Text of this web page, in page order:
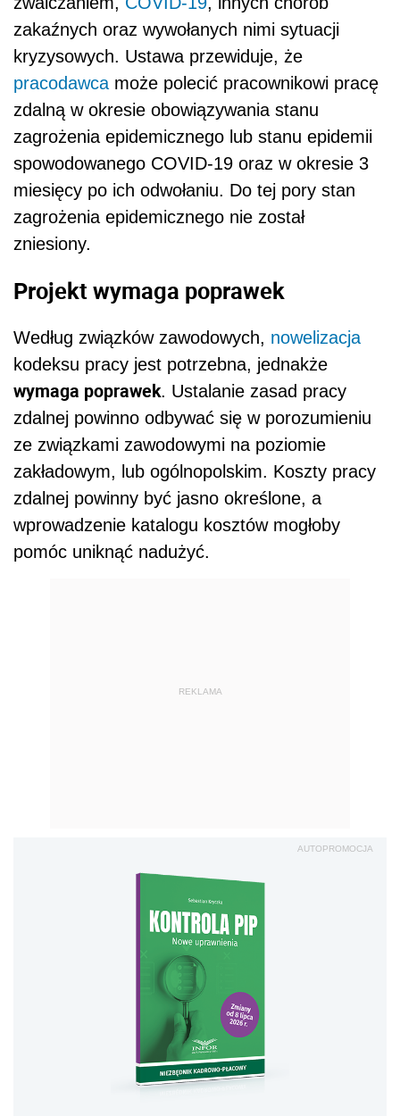
zakaźnych oraz wywołanych nimi sytuacji
kryzysowych. Ustawa przewiduje, że
pracodawcamoże polecić pracownikowi pracę
zdalną w okresie obowiązywania stanu
zagrożenia epidemicznego lub stanu epidemii
spowodowanego COVID-19 oraz w okresie 3
miesięcy po ich odwołaniu. Do tej pory stan
zagrożenia epidemicznego nie został
zniesiony.
Projekt wymaga poprawek
Według związków zawodowych, nowelizacja
kodeksu pracy jest potrzebna, jednakże
wymaga poprawek. Ustalanie zasad pracy
zdalnej powinno odbywać się w porozumieniu
ze związkami zawodowymi na poziomie
zakładowym, lub ogólnopolskim. Koszty pracy
zdalnej powinny być jasno określone, a
wprowadzenie katalogu kosztów mogłoby
pomóc uniknąć nadużyć.
REKLAMA
AUTOPROMOCJA